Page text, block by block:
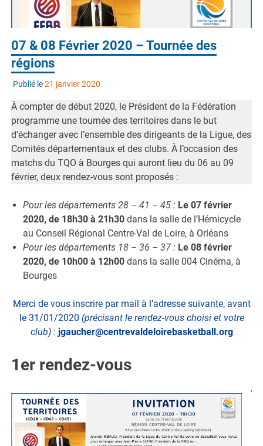
07 & 08 Février 2020 – Tournée des
régions
Publié le21 janvier 2020
À compter de début 2020, le Président de la Fédération
programme une tournée des territoires dans le but
d’échanger avec l’ensemble des dirigeants de la Ligue, des
Comités départementaux et des clubs. À l’occasion des
matchs du TQO à Bourges qui auront lieu du 06 au 09
février, deux rendez-vous sont proposés :
Pour les départements 28 – 41 – 45 : Le 07 février
2020, de 18h30 à 21h30 dans la salle de l’Hémicycle
au Conseil Régional Centre-Val de Loire, à Orléans
Pour les départements 18 – 36 – 37 : Le 08 février
2020, de 10h00 à 12h00 dans la salle 004 Cinéma, à
Bourges
Merci de vous inscrire par mail à l’adresse suivante, avant
le 31/01/2020 (précisant le rendez-vous choisi et votre
club): jgaucher@centrevaldeloirebasketball.org
1er rendez-vous